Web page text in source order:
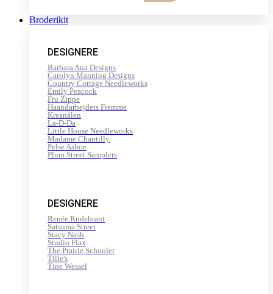
Broderikit
DESIGNERE
Barbara Ana Designs
Carolyn Manning Designs
Country Cottage Needleworks
Emily Peacock
Fru Zippe
Haandarbejdets Fremme
Kreanålen
La-D-Da
Little House Needleworks
Madame Chantilly
Pelse Asboe
Plum Street Samplers
DESIGNERE
Renée Rudebrant
Satsuma Street
Stacy Nash
Studio Flax
The Prairie Schooler
Tille's
Tine Wessel